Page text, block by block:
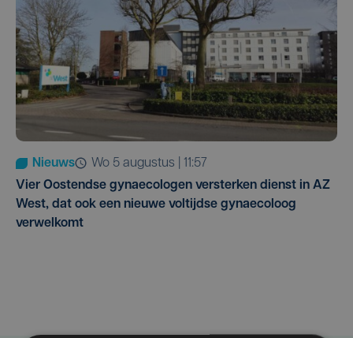
Nieuws
wo 5 augustus | 11:57
Vier Oostendse gynaecologen versterken dienst in AZ
West, dat ook een nieuwe voltijdse gynaecoloog
verwelkomt